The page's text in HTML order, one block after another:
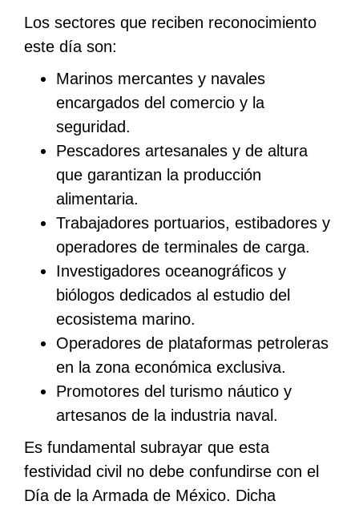
Los sectores que reciben reconocimiento
este día son:
Marinos mercantes y navales
encargados del comercio y la
seguridad.
Pescadores artesanales y de altura
que garantizan la producción
alimentaria.
Trabajadores portuarios, estibadores y
operadores de terminales de carga.
Investigadores oceanográficos y
biólogos dedicados al estudio del
ecosistema marino.
Operadores de plataformas petroleras
en la zona económica exclusiva.
Promotores del turismo náutico y
artesanos de la industria naval.
Es fundamental subrayar que esta
festividad civil no debe confundirse con el
Día de la Armada de México. Dicha